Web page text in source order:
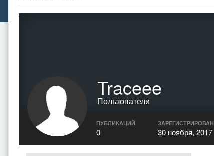
Traceee
Пользователи
ПУБЛИКАЦИЙ
0
ЗАРЕГИСТРИРОВАН
30 ноября, 2017